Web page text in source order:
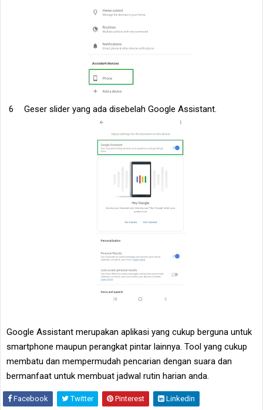
Geser slider yang ada disebelah Google Assistant.
Google Assistant merupakan aplikasi yang cukup berguna untuk
smartphone maupun perangkat pintar lainnya. Tool yang cukup
membatu dan mempermudah pencarian dengan suara dan
bermanfaat untuk membuat jadwal rutin harian anda.
Facebook Twitter Pinterest Linkedin